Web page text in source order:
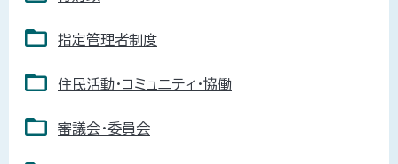
指定管理者制度
住民活動・コミュニティ・協働
審議会・委員会